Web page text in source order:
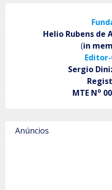
Helio Rubens de
(in
Sergio
MTE No
Anúncios